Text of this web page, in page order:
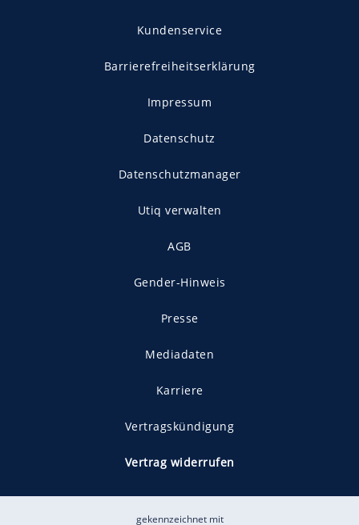
Kundenservice
Barrierefreiheitserklärung
Impressum
Datenschutz
Datenschutzmanager
Utiq verwalten
AGB
Gender-Hinweis
Presse
Mediadaten
Karriere
Vertragskündigung
Vertrag widerrufen
gekennzeichnet mit